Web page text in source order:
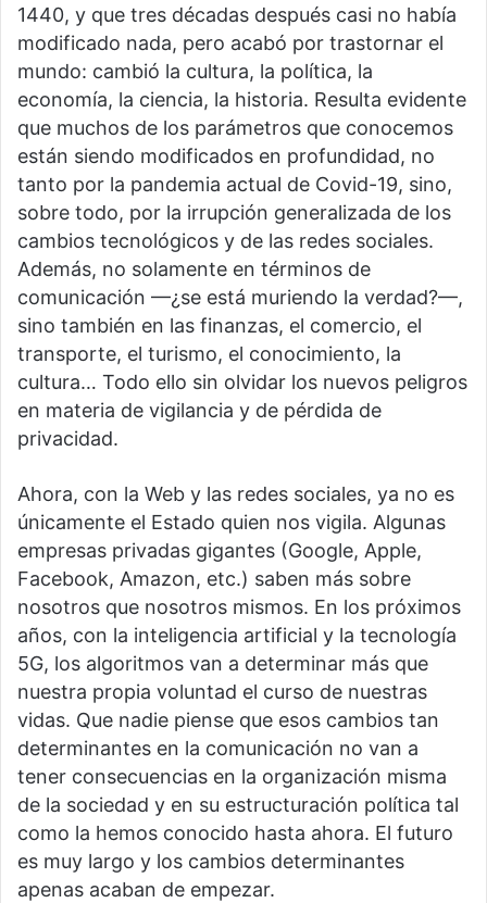
1440, y que tres décadas después casi no había
modificado nada, pero acabó por trastornar el
mundo: cambió la cultura, la política, la
economía, la ciencia, la historia. Resulta evidente
que muchos de los parámetros que conocemos
están siendo modificados en profundidad, no
tanto por la pandemia actual de Covid-19, sino,
sobre todo, por la irrupción generalizada de los
cambios tecnológicos y de las redes sociales.
Además, no solamente en términos de
comunicación —¿se está muriendo la verdad?—,
sino también en las finanzas, el comercio, el
transporte, el turismo, el conocimiento, la
cultura… Todo ello sin olvidar los nuevos peligros
en materia de vigilancia y de pérdida de
privacidad.
Ahora, con la Web y las redes sociales, ya no es
únicamente el Estado quien nos vigila. Algunas
empresas privadas gigantes (Google, Apple,
Facebook, Amazon, etc.) saben más sobre
nosotros que nosotros mismos. En los próximos
años, con la inteligencia artificial y la tecnología
5G, los algoritmos van a determinar más que
nuestra propia voluntad el curso de nuestras
vidas. Que nadie piense que esos cambios tan
determinantes en la comunicación no van a
tener consecuencias en la organización misma
de la sociedad y en su estructuración política tal
como la hemos conocido hasta ahora. El futuro
es muy largo y los cambios determinantes
apenas acaban de empezar.